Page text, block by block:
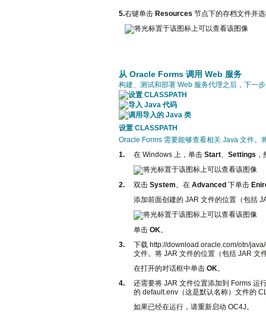
5.右键单击 Resources 节点下的存档文件并
从 Oracle Forms 调用 Web 服务
构建、测试和部署 Web 服务代理之后，下一
设置 CLASSPATH
导入 Java 代码
调用导入的 Java 类
设置 CLASSPATH
Oracle Forms 需要能够查看相关 Java 文件。
1.
在 Windows 上，单击 Start、 Settings
2. 双击 System。在 Advanced 下单击
添加前面创建的 JAR 文件的位置（包括
单击 OK。
3.
下载 http://download.oracle.com/otn/
文件。将 JAR 文件的位置（包括 JAR 文
在打开的对话框中单击 OK。
4.
还需要将 JAR 文件位置添加到 Forms 运
的 default.env（这是默认名称）文件的
如果已经在运行，请重新启动 OC4J。